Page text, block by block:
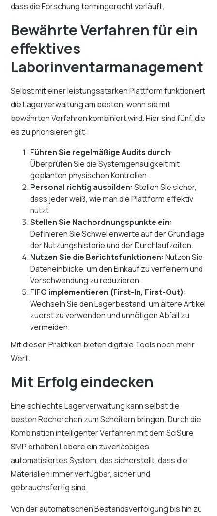
dass die Forschung termingerecht verläuft.
Bewährte Verfahren für ein
effektives
Laborinventarmanagement
Selbst mit einer leistungsstarken Plattform funktioniert
die Lagerverwaltung am besten, wenn sie mit
bewährten Verfahren kombiniert wird. Hier sind fünf, die
es zu priorisieren gilt:
Führen Sie regelmäßige Audits durch:
Überprüfen Sie die Systemgenauigkeit mit
geplanten physischen Kontrollen.
Personal richtig ausbilden: Stellen Sie sicher,
dass jeder weiß, wie man die Plattform effektiv
nutzt.
Stellen Sie Nachordnungspunkte ein:
Definieren Sie Schwellenwerte auf der Grundlage
der Nutzungshistorie und der Durchlaufzeiten.
Nutzen Sie die Berichtsfunktionen: Nutzen Sie
Dateneinblicke, um den Einkauf zu verfeinern und
Verschwendung zu reduzieren.
FIFO implementieren (First-In, First-Out):
Wechseln Sie den Lagerbestand, um ältere Artikel
zuerst zu verwenden und unnötigen Abfall zu
vermeiden.
Mit diesen Praktiken bieten digitale Tools noch mehr
Wert.
Mit Erfolg eindecken
Eine schlechte Lagerverwaltung kann selbst die
besten Recherchen zum Scheitern bringen. Durch die
Kombination intelligenter Verfahren mit dem SciSure
SMP erhalten Labore ein zuverlässiges,
automatisiertes System, das sicherstellt, dass die
Materialien immer verfügbar, sicher und
gebrauchsfertig sind.
Von der automatischen Bestandsverfolgung bis hin zu